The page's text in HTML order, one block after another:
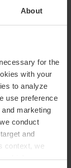
About
for the
with your
to analyze
use preference
marketing
conduct
and
context, we
which means
viktigt för
vi som är
duktiga på
en kombination